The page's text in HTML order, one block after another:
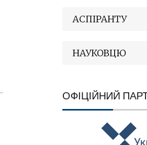
АСПІРАНТУ
НАУКОВЦЮ
ОФІЦІЙНИЙ